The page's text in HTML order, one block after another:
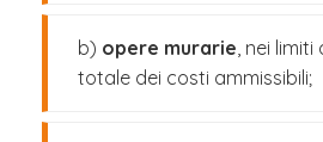
b) opere murarie, nei limiti
totale dei costi ammissibili;